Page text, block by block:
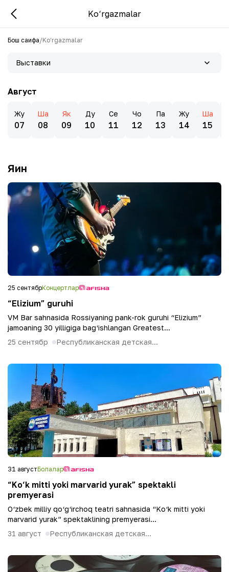
Ko‘rgazmalar
Бош саҳифа/Ko‘rgazmalar
Выставки
Август
Жу
07
Ша
08
Як
09
Ду
10
Се
11
Чо
12
Па
13
Жу
14
Ша
15
Яқин
25 сентябрКонцертлар
“Elizium” guruhi
VM Bar sahnasida Rossiyaning pank-rok guruhi “Elizium”
jamoaning 30 yilligiga bag‘ishlangan Greatest...
25 сентябр
Республиканская детская...
31 августБолалар
“Ko‘k mitti yoki marvarid yurak” spektakli
premyerasi
O‘zbek milliy qo‘g‘irchoq teatri sahnasida “Ko‘k mitti yoki
marvarid yurak” spektaklining premyerasi...
31 август
Республиканская детская...